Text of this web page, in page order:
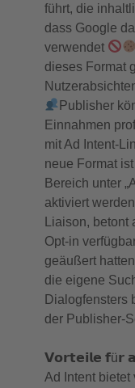
führt, die
dass Google
verwendet
dieses Format
Publisher
Einnahmen
mit Ad Intent-
neue Format
Bereich unter
aktiviert
Liaison,
Opt-in
geäußert
die eigene
Dialogfensters
der Publisher-
𝗩𝗼𝗿𝘁𝗲𝗶𝗹𝗲 𝗳ü𝗿
Ad Intent bietet